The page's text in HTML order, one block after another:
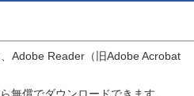
Adobe Reader（旧Adobe Acrobat